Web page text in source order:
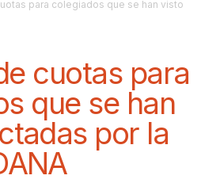
para colegiados que se han visto
cuotas para
que se han
por la